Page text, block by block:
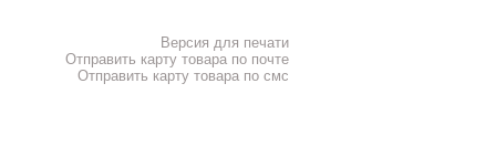
Версия для печати
Отправить карту товара по почте
Отправить карту товара по смс